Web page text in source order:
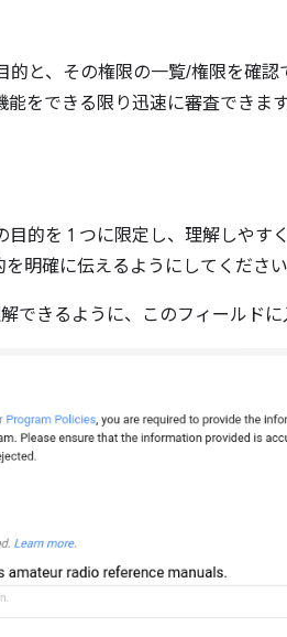
と、その権限の一覧/権限を確認
をできる限り迅速に審査できます
目的を 1 つに限定し、理解しやす
明確に伝えるようにしてください
できるように、このフィールドに